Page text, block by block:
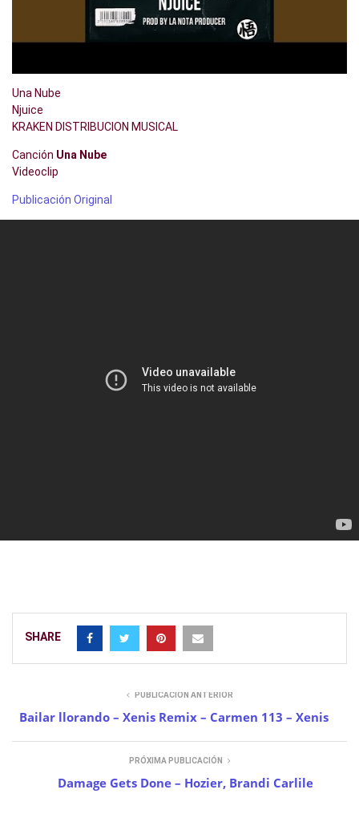
Una Nube
Njuice
KRAKEN DISTRIBUCION MUSICAL
Canción Una Nube
Videoclip
Publicación Original
SHARE
PUBLICACIÓN ANTERIOR
Bailar llorando – Xenis Remix – Carmen 113 – Xenis
PRÓXIMA PUBLICACIÓN
Damage Gets Done – Hozier, Brandi Carlile